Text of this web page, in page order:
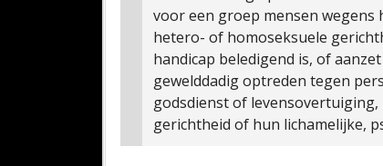
voor een groep mensen
hetero- of homoseksuele
handicap beledigend is, of
gewelddadig optreden tegen
godsdienst of
gerichtheid of hun lichamelijke,